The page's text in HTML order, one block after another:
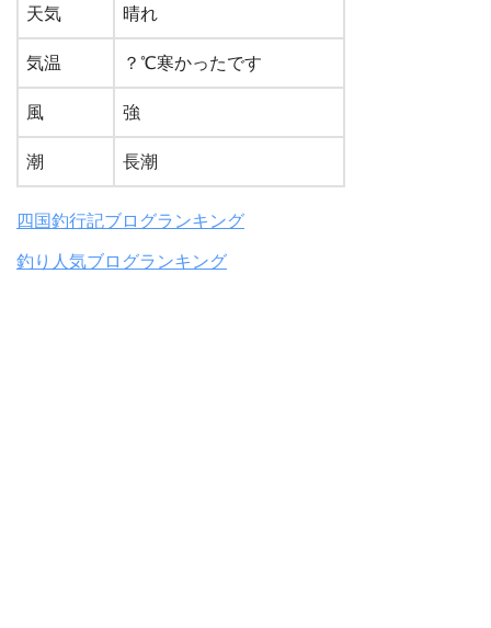
天気 晴れ
気温 ？℃寒かったです
風 強
潮 長潮
四国釣行記ブログランキング
釣り人気ブログランキング